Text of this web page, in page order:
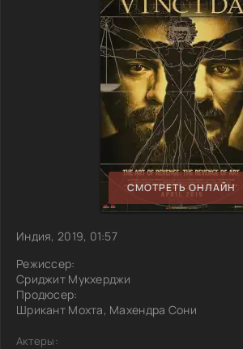
СМОТРЕТЬ ОНЛАЙН
Индия, 2019, 01:57
Режиссер:
Сриджит Мукхерджи
Продюсер:
Шрикант Мохта, Махендра Сони
Актеры: